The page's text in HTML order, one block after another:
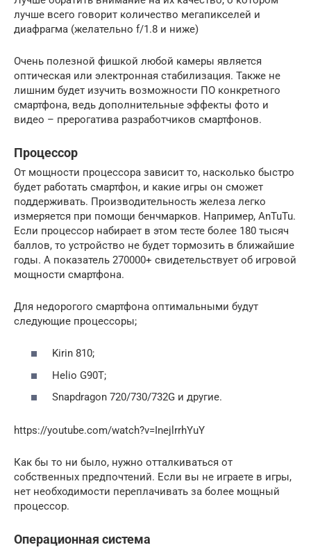
лучше всего говорит количество мегапикселей и
диафрагма (желательно f/1.8 и ниже)
Очень полезной фишкой любой камеры является
оптическая или электронная стабилизация. Также не
лишним будет изучить возможности ПО конкретного
смартфона, ведь дополнительные эффекты фото и
видео – прерогатива разработчиков смартфонов.
Процессор
От мощности процессора зависит то, насколько быстро
будет работать смартфон, и какие игры он сможет
поддерживать. Производительность железа легко
измеряется при помощи бенчмарков. Например, AnTuTu.
Если процессор набирает в этом тесте более 180 тысяч
баллов, то устройство не будет тормозить в ближайшие
годы. А показатель 270000+ свидетельствует об игровой
мощности смартфона.
Для недорогого смартфона оптимальными будут
следующие процессоры;
Kirin 810;
Helio G90T;
Snapdragon 720/730/732G и другие.
https://youtube.com/watch?v=InejlrrhYuY
Как бы то ни было, нужно отталкиваться от
собственных предпочтений. Если вы не играете в игры,
нет необходимости переплачивать за более мощный
процессор.
Операционная система